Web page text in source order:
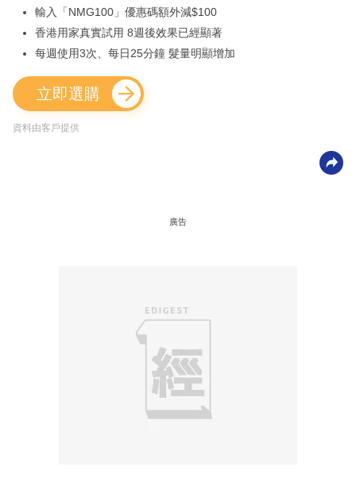
輸入「NMG100」優惠碼額外減$100
香港用家真實試用 8週後效果已經顯著
每週使用3次、每日25分鐘 髮量明顯增加
立即選購
資料由客戶提供
廣告